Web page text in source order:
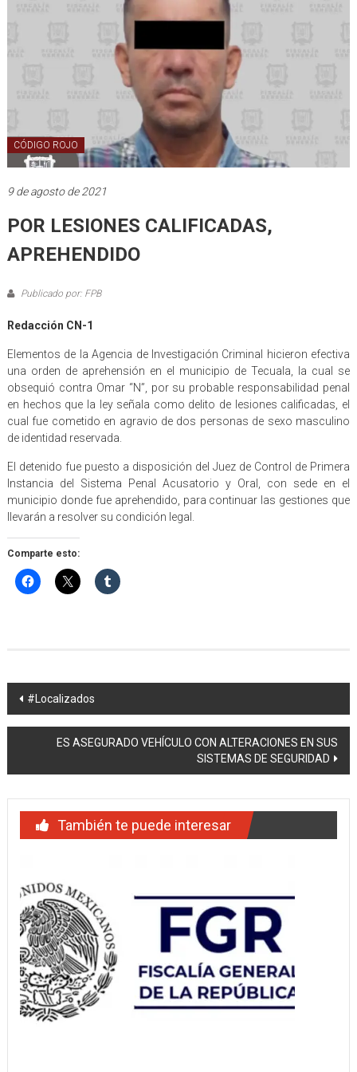
CÓDIGO ROJO
9 de agosto de 2021
POR LESIONES CALIFICADAS,
APREHENDIDO
Publicado por: FPB
Redacción CN-1
Elementos de la Agencia de Investigación Criminal hicieron efectiva
una orden de aprehensión en el municipio de Tecuala, la cual se
obsequió contra Omar “N”, por su probable responsabilidad penal
en hechos que la ley señala como delito de lesiones calificadas, el
cual fue cometido en agravio de dos personas de sexo masculino
de identidad reservada.
El detenido fue puesto a disposición del Juez de Control de Primera
Instancia del Sistema Penal Acusatorio y Oral, con sede en el
municipio donde fue aprehendido, para continuar las gestiones que
llevarán a resolver su condición legal.
Comparte esto:
Navegación
de
entradas
#Localizados
ES ASEGURADO VEHÍCULO CON ALTERACIONES EN SUS
SISTEMAS DE SEGURIDAD
También te puede interesar